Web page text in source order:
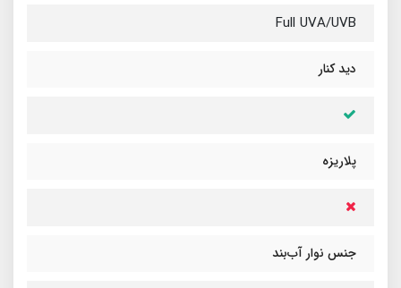
Full UVA/UVB
دید کنار
پلاریزه
جنس نوار آب‌بند